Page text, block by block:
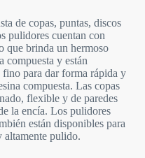
de copas, puntas, discos
pulidores cuentan con
que brinda un hermoso
compuesta y están
para dar forma rápida y
compuesta. Las copas
flexible y de paredes
la encía. Los pulidores
están disponibles para
altamente pulido.